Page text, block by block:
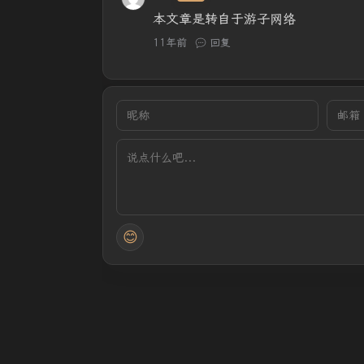
本文章是转自于游子网络
11年前 回复
😊